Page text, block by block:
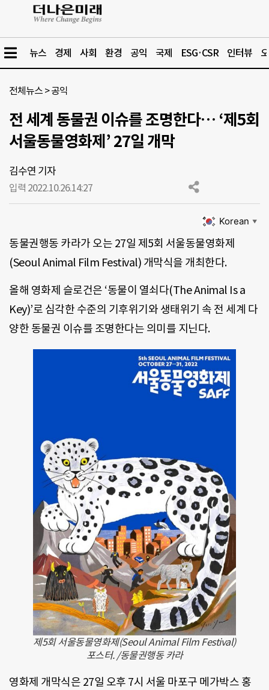
뉴스 경제 사회 환경 공익 국제 ESG·CSR 인터뷰
전체뉴스 >공익
전 세계 동물권 이슈를 조명한다… ‘제5회
서울동물영화제’ 27일 개막
김수연 기자
입력 2022.10.26.14:27
Korean ▼
동물권행동 카라가 오는 27일 제5회 서울동물영화제
(Seoul Animal Film Festival) 개막식을 개최한다.
올해 영화제 슬로건은 ‘동물이 열쇠다(The Animal Is a
Key)’로 심각한 수준의 기후위기와 생태위기 속 전 세계 다
양한 동물권 이슈를 조명한다는 의미를 지닌다.
제5회 서울동물영화제(Seoul Animal Film Festival)
포스터. /동물권행동 카라
영화제 개막식은 27일 오후 7시 서울 마포구 메가박스 홍